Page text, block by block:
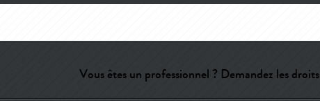
Vous êtes un professionnel ? Demandez les